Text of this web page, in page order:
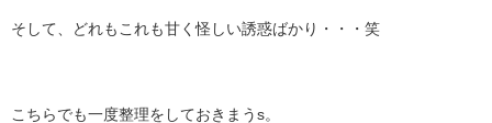
そして、どれもこれも甘く怪しい誘惑ばかり・・・笑
こちらでも一度整理をしておきまうs。